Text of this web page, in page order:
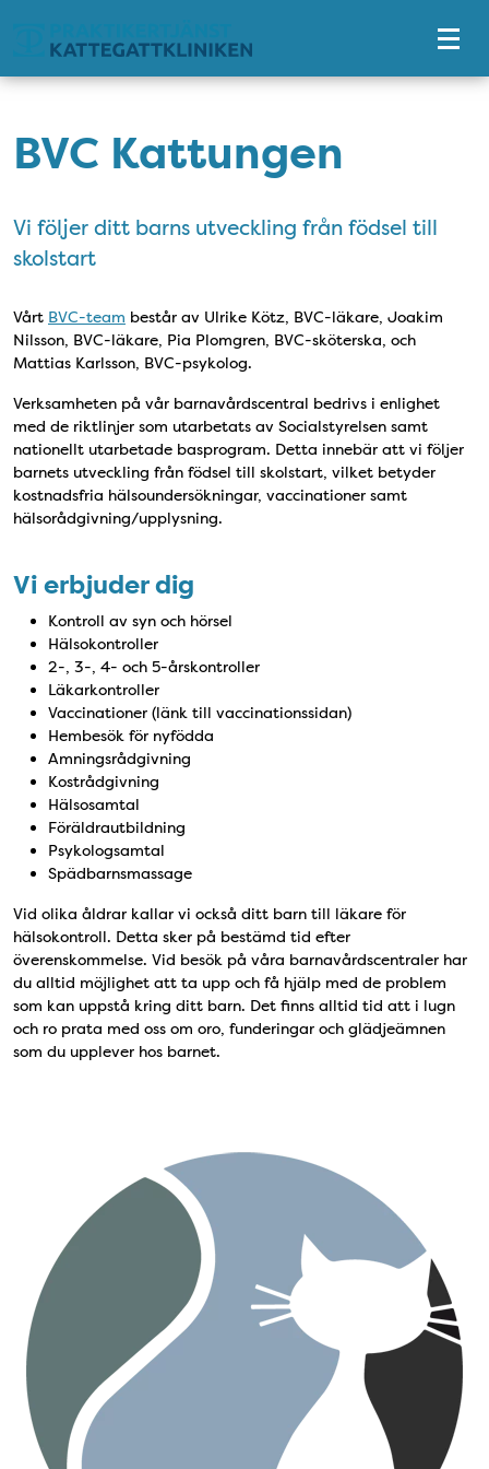
BVC Kattungen
Vi följer ditt barns utveckling från födsel till
skolstart
Vårt BVC-team består av Ulrike Kötz, BVC-läkare, Joakim
Nilsson, BVC-läkare, Pia Plomgren, BVC-sköterska, och
Mattias Karlsson, BVC-psykolog.
Verksamheten på vår barnavårdscentral bedrivs i enlighet
med de riktlinjer som utarbetats av Socialstyrelsen samt
nationellt utarbetade basprogram. Detta innebär att vi följer
barnets utveckling från födsel till skolstart, vilket betyder
kostnadsfria hälsoundersökningar, vaccinationer samt
hälsorådgivning/upplysning.
Vi erbjuder dig
Kontroll av syn och hörsel
Hälsokontroller
2-, 3-, 4- och 5-årskontroller
Läkarkontroller
Vaccinationer (länk till vaccinationssidan)
Hembesök för nyfödda
Amningsrådgivning
Kostrådgivning
Hälsosamtal
Föräldrautbildning
Psykologsamtal
Spädbarnsmassage
Vid olika åldrar kallar vi också ditt barn till läkare för
hälsokontroll. Detta sker på bestämd tid efter
överenskommelse. Vid besök på våra barnavårdscentraler har
du alltid möjlighet att ta upp och få hjälp med de problem
som kan uppstå kring ditt barn. Det finns alltid tid att i lugn
och ro prata med oss om oro, funderingar och glädjeämnen
som du upplever hos barnet.
Bild på logotyp Kattungen